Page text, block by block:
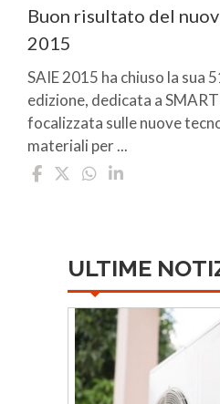
Buon risultato del
2015
SAIE 2015 ha chiuso la sua
edizione, dedicata a
focalizzata sulle nuove
materiali per ...
ULTIME